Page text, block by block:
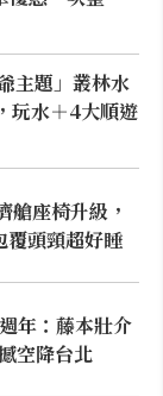
主題」叢林水
玩水＋4大順遊
艙座椅升級，
頭頸超好睡
年：藤本壯介
空降台北